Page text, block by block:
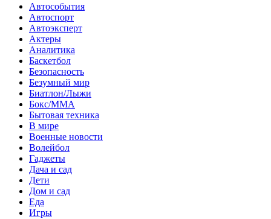
Автособытия
Автоспорт
Автоэксперт
Актеры
Аналитика
Баскетбол
Безопасность
Безумный мир
Биатлон/Лыжи
Бокс/MMA
Бытовая техника
В мире
Военные новости
Волейбол
Гаджеты
Дача и сад
Дети
Дом и сад
Еда
Игры